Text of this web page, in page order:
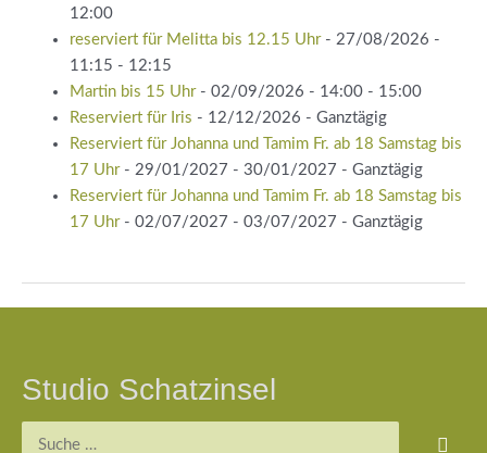
12:00
reserviert für Melitta bis 12.15 Uhr- 27/08/2026 -
11:15 - 12:15
Martin bis 15 Uhr- 02/09/2026 - 14:00 - 15:00
Reserviert für Iris - 12/12/2026 - Ganztägig
Reserviert für Johanna und Tamim Fr. ab 18 Samstag bis
17 Uhr- 29/01/2027 - 30/01/2027 - Ganztägig
Reserviert für Johanna und Tamim Fr. ab 18 Samstag bis
17 Uhr- 02/07/2027 - 03/07/2027 - Ganztägig
Studio Schatzinsel